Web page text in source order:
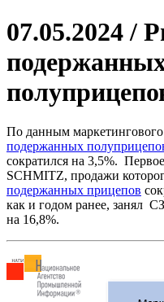
07.05.2024 /
По данным
подержанных
сократился на 3,5%.
SCHMITZ, продажи
подержанных прицепов
как и годом ранее, занял
на 16,8%.